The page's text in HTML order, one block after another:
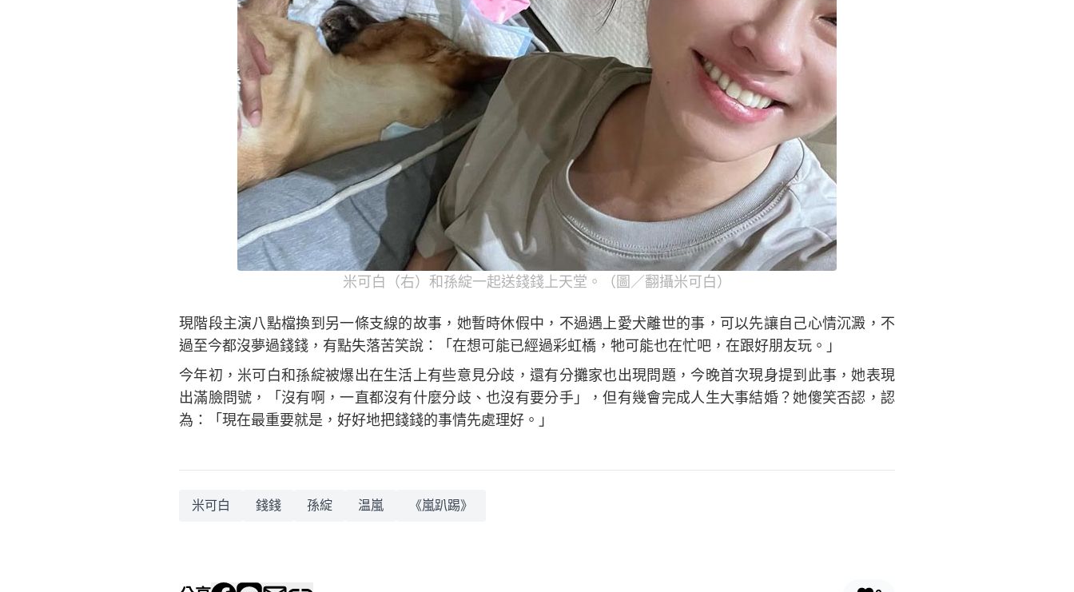
米可白（右）和孫綻一起送錢錢上天堂。（圖／翻攝米可白）
現階段主演八點檔換到另一條支線的故事，她暫時休假中，不過遇上愛犬離世的事，可以先讓自己心情沉澱，不
過至今都沒夢過錢錢，有點失落苦笑說：「在想可能已經過彩虹橋，牠可能也在忙吧，在跟好朋友玩。」
今年初，米可白和孫綻被爆出在生活上有些意見分歧，還有分攤家也出現問題，今晚首次現身提到此事，她表現
出滿臉問號，「沒有啊，一直都沒有什麼分歧、也沒有要分手」，但有幾會完成人生大事結婚？她傻笑否認，認
為：「現在最重要就是，好好地把錢錢的事情先處理好。」
米可白 錢錢 孫綻 温嵐 《嵐趴踢》